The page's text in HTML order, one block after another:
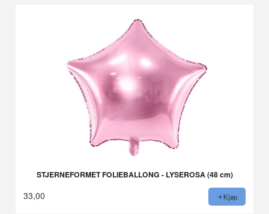
STJERNEFORMET FOLIEBALLONG - LYSEROSA (48 cm)
33,00 Kjøp